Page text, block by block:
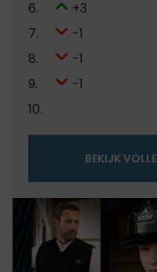
6. +3
7.
-1
8.
-1
9.
-1
10.
BEKIJK